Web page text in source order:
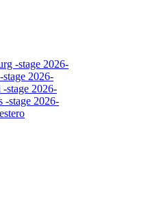
-stage 2026-
stage 2026-
stage 2026-
-stage 2026-